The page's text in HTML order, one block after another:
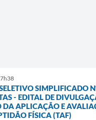
SIMPLIFICADO
- EDITAL DE
DA APLICAÇÃO E
FÍSICA (TAF)